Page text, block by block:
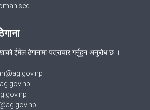
ईमेल ठेगानामा पत्राचार गर्नुहुन अनुरोध छ ।